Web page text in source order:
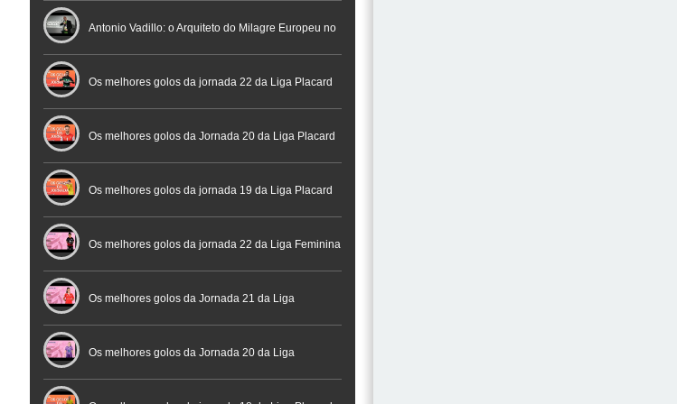
profissional em conferência histórica na Cidade do
Futebol
Antonio Vadillo: o Arquiteto do Milagre Europeu no
Futsal | Documentário
Os melhores golos da jornada 22 da Liga Placard
Os melhores golos da Jornada 20 da Liga Placard
Futsal
Os melhores golos da jornada 19 da Liga Placard
Os melhores golos da jornada 22 da Liga Feminina
Placard
Os melhores golos da Jornada 21 da Liga
Feminina Placard
Os melhores golos da Jornada 20 da Liga